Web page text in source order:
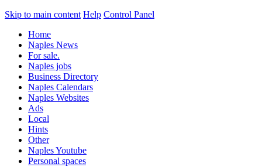
Skip to main content Help Control Panel
Home
Naples News
For sale.
Naples jobs
Business Directory
Naples Calendars
Naples Websites
Ads
Local
Hints
Other
Naples Youtube
Personal spaces